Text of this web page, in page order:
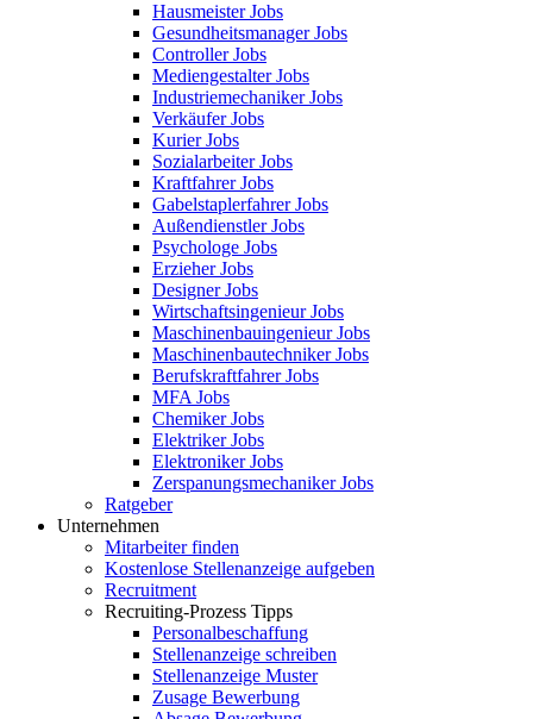
Hausmeister Jobs
Gesundheitsmanager Jobs
Controller Jobs
Mediengestalter Jobs
Industriemechaniker Jobs
Verkäufer Jobs
Kurier Jobs
Sozialarbeiter Jobs
Kraftfahrer Jobs
Gabelstaplerfahrer Jobs
Außendienstler Jobs
Psychologe Jobs
Erzieher Jobs
Designer Jobs
Wirtschaftsingenieur Jobs
Maschinenbauingenieur Jobs
Maschinenbautechniker Jobs
Berufskraftfahrer Jobs
MFA Jobs
Chemiker Jobs
Elektriker Jobs
Elektroniker Jobs
Zerspanungsmechaniker Jobs
Ratgeber
Unternehmen
Mitarbeiter finden
Kostenlose Stellenanzeige aufgeben
Recruitment
Recruiting-Prozess Tipps
Personalbeschaffung
Stellenanzeige schreiben
Stellenanzeige Muster
Zusage Bewerbung